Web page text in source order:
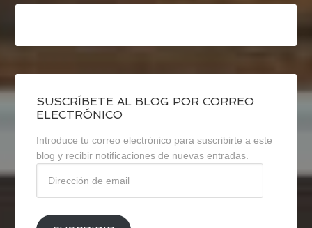
SUSCRÍBETE AL BLOG POR CORREO
ELECTRÓNICO
Introduce tu correo electrónico para suscribirte a este
blog y recibir notificaciones de nuevas entradas.
email